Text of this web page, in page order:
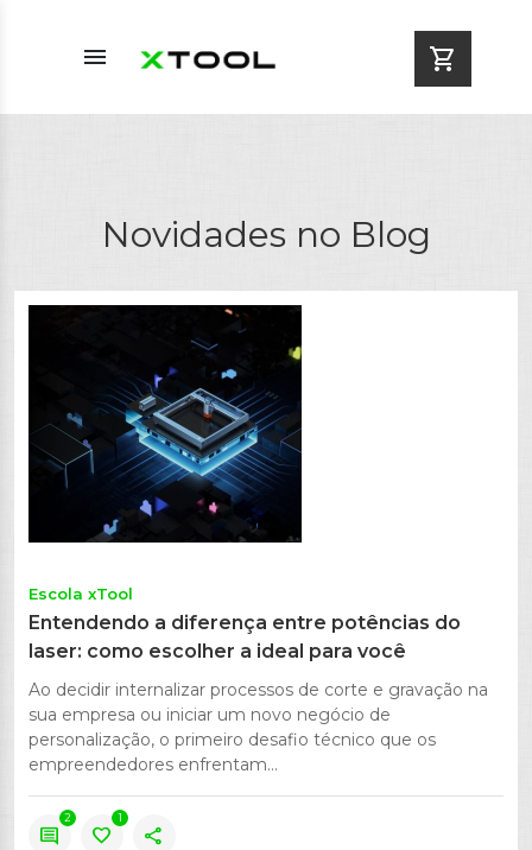
menu shopping_cart
Novidades no Blog
Escola xTool
Entendendo a diferença entre potências do
laser: como escolher a ideal para você
Ao decidir internalizar processos de corte e gravação na
sua empresa ou iniciar um novo negócio de
personalização, o primeiro desafio técnico que os
empreendedores enfrentam...
comment
2
favorite
1
share